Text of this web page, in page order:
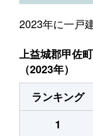
2023年に一戸
上益城郡甲佐
（2023年）
ランキング
1